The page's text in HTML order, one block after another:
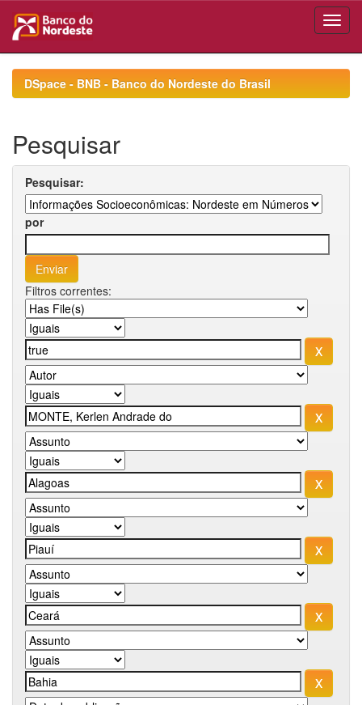
navigationDSpace - BNB - Banco do Nordeste do Brasil
Pesquisar
Pesquisar:
por
Filtros correntes: